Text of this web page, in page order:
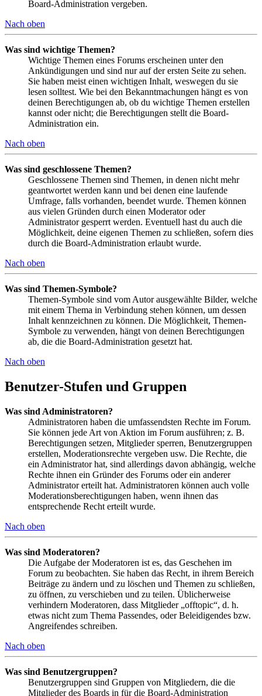
Board-Administration vergeben.
Nach oben
Was sind wichtige Themen?
Wichtige Themen eines Forums erscheinen unter den
Ankündigungen und sind nur auf der ersten Seite zu sehen.
Sie haben meist einen wichtigen Inhalt, weswegen du sie
lesen solltest. Wie bei den Bekanntmachungen hängt es von
deinen Berechtigungen ab, ob du wichtige Themen erstellen
kannst oder nicht; die Berechtigungen stellt die Board-
Administration ein.
Nach oben
Was sind geschlossene Themen?
Geschlossene Themen sind Themen, in denen nicht mehr
geantwortet werden kann und bei denen eine laufende
Umfrage, falls vorhanden, beendet wurde. Themen können
aus vielen Gründen durch einen Moderator oder
Administrator gesperrt werden. Eventuell hast du auch die
Möglichkeit, deine eigenen Themen zu schließen, sofern dies
durch die Board-Administration erlaubt wurde.
Nach oben
Was sind Themen-Symbole?
Themen-Symbole sind vom Autor ausgewählte Bilder, welche
mit einem Thema in Verbindung stehen können, um dessen
Inhalt kennzeichnen zu können. Die Möglichkeit, Themen-
Symbole zu verwenden, hängt von deinen Berechtigungen
ab, die die Board-Administration gesetzt hat.
Nach oben
Benutzer-Stufen und Gruppen
Was sind Administratoren?
Administratoren haben die umfassendsten Rechte im Forum.
Sie können jede Art von Aktion im Forum ausführen; z. B.
Berechtigungen setzen, Mitglieder sperren, Benutzergruppen
erstellen, Moderationsrechte vergeben usw. Die Rechte, die
ein Administrator hat, sind allerdings davon abhängig, welche
Rechte ihnen ein Gründer des Forums oder ein anderer
Administrator erteilt hat. Administratoren können auch volle
Moderationsberechtigungen haben, wenn ihnen das
entsprechende Recht erteilt wurde.
Nach oben
Was sind Moderatoren?
Die Aufgabe der Moderatoren ist es, das Geschehen im
Forum zu beobachten. Sie haben das Recht, in ihrem Bereich
Beiträge zu ändern und zu löschen und Themen zu schließen,
zu öffnen, zu verschieben und zu teilen. Üblicherweise
verhindern Moderatoren, dass Mitglieder „offtopic“, d. h.
etwas nicht zum Thema Passendes, oder Beleidigendes bzw.
Angreifendes schreiben.
Nach oben
Was sind Benutzergruppen?
Benutzergruppen sind Gruppen von Mitgliedern, die die
Mitglieder des Boards in für die Board-Administration